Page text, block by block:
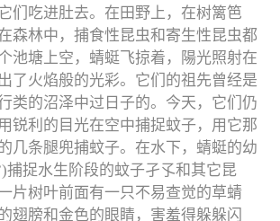
们吃进肚去。在田野上，在树篱笆
森林中，捕食性昆虫和寄生性昆虫都
池塘上空，蜻蜓飞掠着，陽光照射在
了火焰般的光彩。它们的祖先曾经是
类的沼泽中过日子的。今天，它们仍
锐利的目光在空中捕捉蚊子，用它那
几条腿兜捕蚊子。在水下，蜻蜓的幼
捕捉水生阶段的蚊子孑孓和其它昆
片树叶前面有一只不易查觉的草蜻
翅膀和金色的眼睛，害羞得躲躲闪